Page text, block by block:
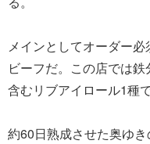
メインとしてオーダー
ビーフだ。この店では
含むリブアイロール1種で
約60日熟成させた奥ゆ